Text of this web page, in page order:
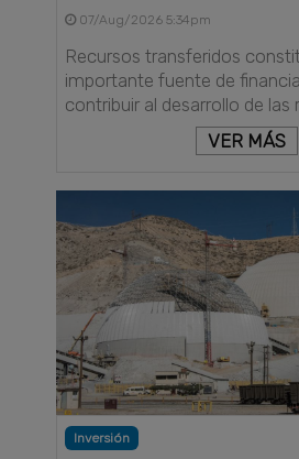
07/Aug/2026 5:34pm
Recursos transferidos
importante fuente de
contribuir al desarrollo de las
VER MÁS
Inversión